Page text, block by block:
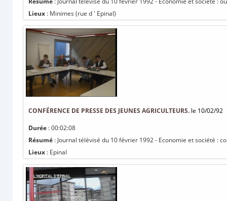
Lieux : Minimes (rue d ' Epinal)
CONFÉRENCE DE PRESSE DES JEUNES AGRICULTEURS. le 10/02/92
Durée : 00:02:08
Résumé : Journal télévisé du 10 février 1992 - Economie et société :
Lieux : Epinal